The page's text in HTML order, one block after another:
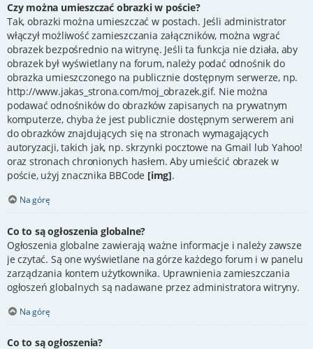
Czy można umieszczać obrazki w poście?
Tak, obrazki można umieszczać w postach. Jeśli administrator
włączył możliwość zamieszczania załączników, można wgrać
obrazek bezpośrednio na witrynę. Jeśli ta funkcja nie działa, aby
obrazek był wyświetlany na forum, należy podać odnośnik do
obrazka umieszczonego na publicznie dostępnym serwerze, np.
http://www.jakas_strona.com/moj_obrazek.gif. Nie można
podawać odnośników do obrazków zapisanych na prywatnym
komputerze, chyba że jest publicznie dostępnym serwerem ani
do obrazków znajdujących się na stronach wymagających
autoryzacji, takich jak, np. skrzynki pocztowe na Gmail lub Yahoo!
oraz stronach chronionych hasłem. Aby umieścić obrazek w
poście, użyj znacznika BBCode [img].
Na górę
Co to są ogłoszenia globalne?
Ogłoszenia globalne zawierają ważne informacje i należy zawsze
je czytać. Są one wyświetlane na górze każdego forum i w panelu
zarządzania kontem użytkownika. Uprawnienia zamieszczania
ogłoszeń globalnych są nadawane przez administratora witryny.
Na górę
Co to są ogłoszenia?